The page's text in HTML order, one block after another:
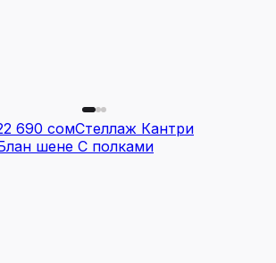
690 сомСтеллаж Кантри
шене С полками